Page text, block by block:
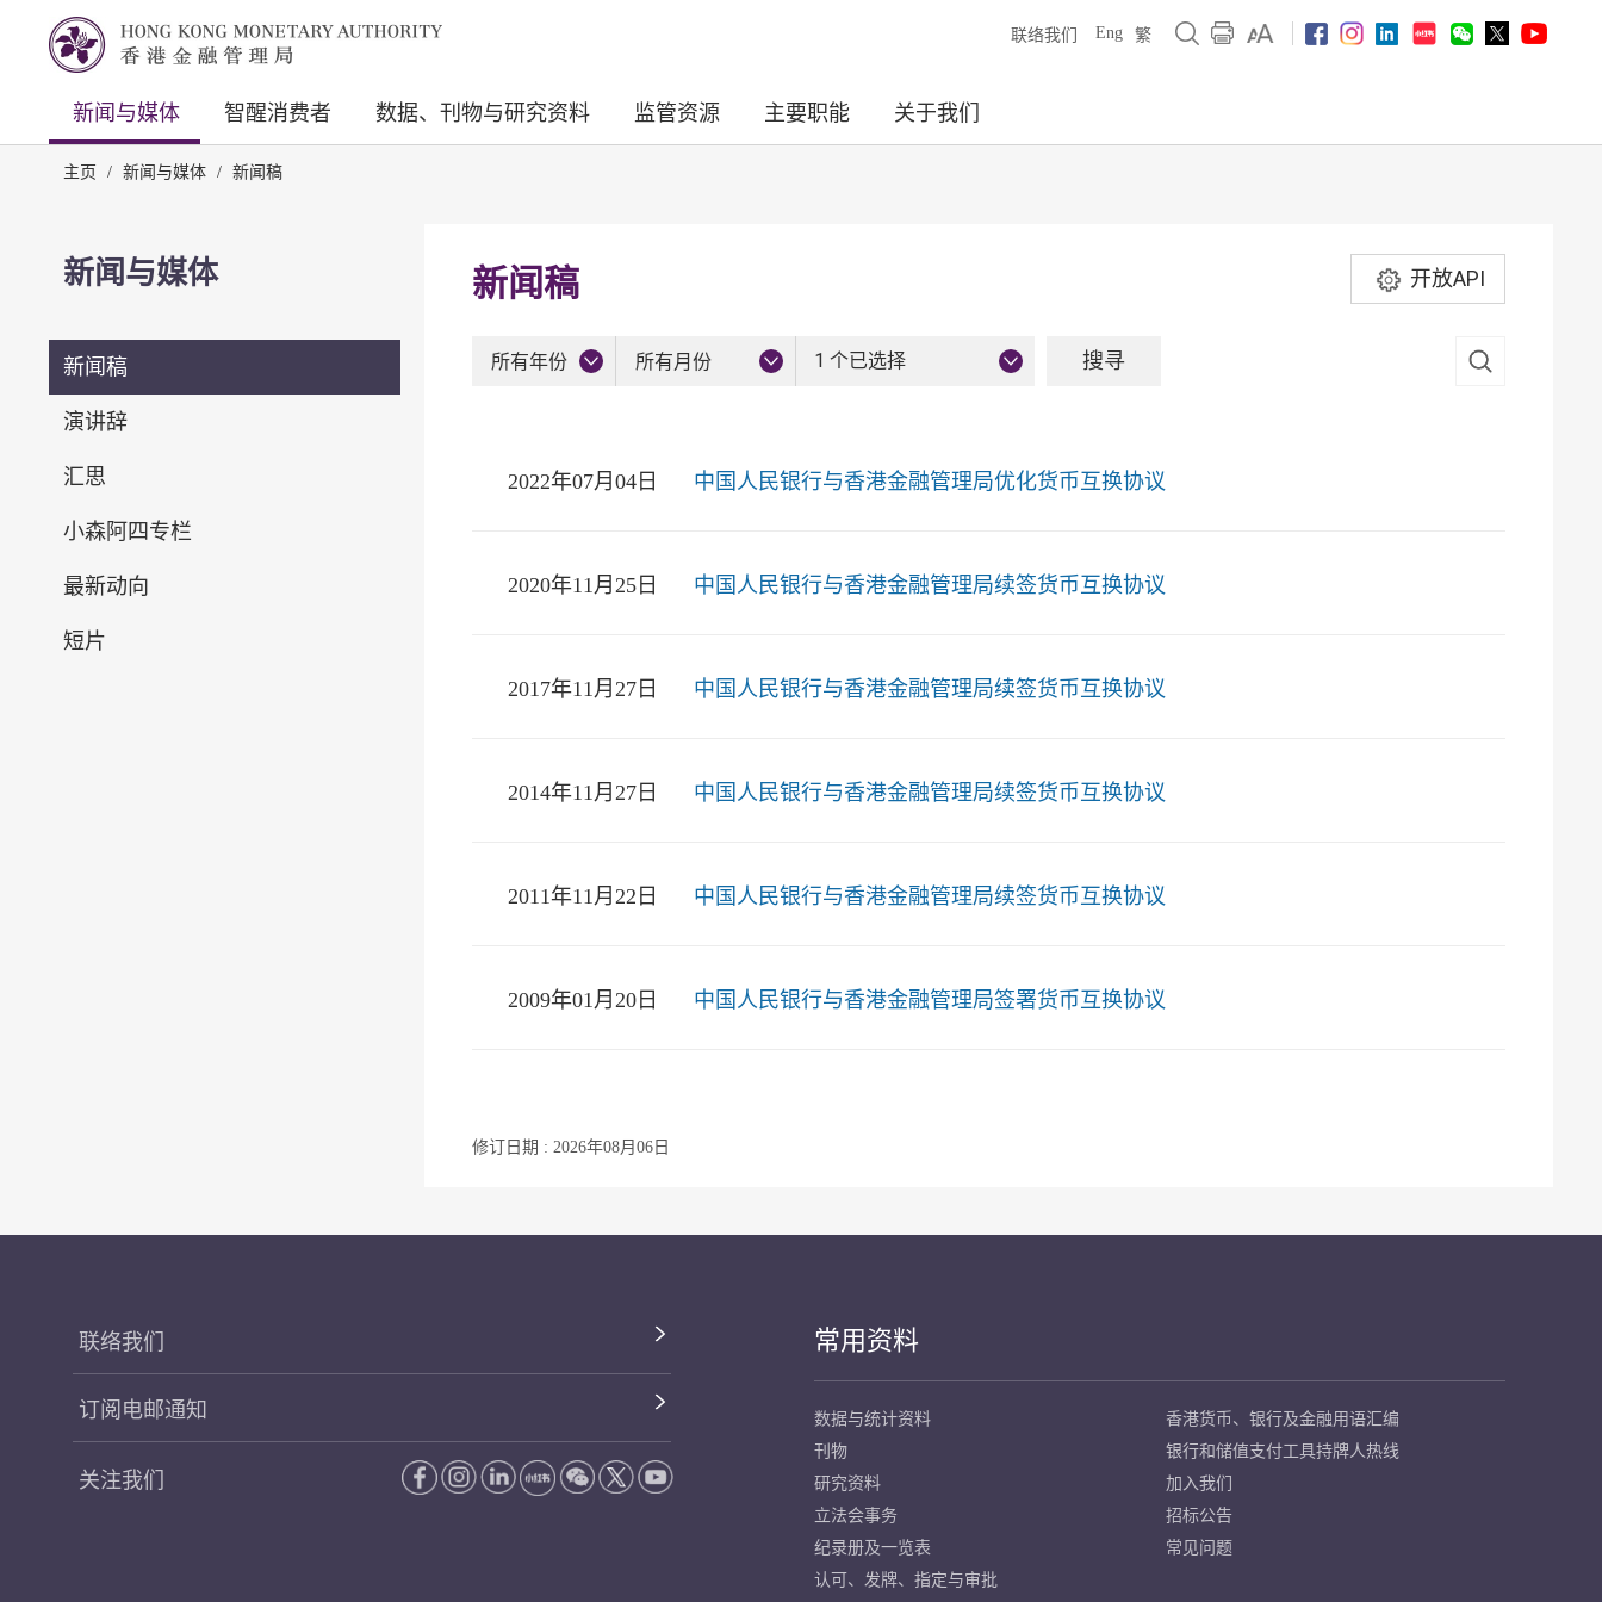
联络我们 Eng 繁
新闻与媒体 智醒消费者 数据、刊物与研究资料 监管资源 主要职能 关于我们
主页 / 新闻与媒体 / 新闻稿
新闻与媒体
新闻稿
演讲辞
汇思
小森阿四专栏
最新动向
短片
新闻稿 开放API
所有年份 所有月份 1 个已选择
2022年07月04日 中国人民银行与香港金融管理局优化货币互换协议
2020年11月25日 中国人民银行与香港金融管理局续签货币互换协议
2017年11月27日 中国人民银行与香港金融管理局续签货币互换协议
2014年11月27日 中国人民银行与香港金融管理局续签货币互换协议
2011年11月22日 中国人民银行与香港金融管理局续签货币互换协议
2009年01月20日 中国人民银行与香港金融管理局签署货币互换协议
修订日期 : 2026年08月06日
联络我们
订阅电邮通知
关注我们
常用资料
数据与统计资料
刊物
研究资料
立法会事务
纪录册及一览表
认可、发牌、指定与审批
香港货币、银行及金融用语汇编
银行和储值支付工具持牌人热线
加入我们
招标公告
常见问题